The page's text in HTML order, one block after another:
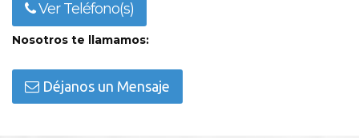
Ver Teléfono(s)
Nosotros te llamamos:
Déjanos un Mensaje